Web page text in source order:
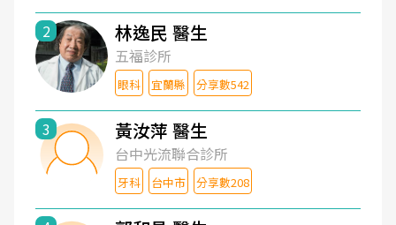
2 林逸民 醫生
五福診所
眼科 宜蘭縣 分享數542
3 黃汝萍 醫生
台中光流聯合診所
牙科 台中市 分享數208